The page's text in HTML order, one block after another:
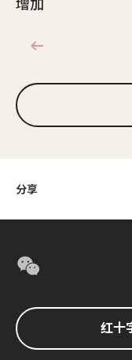
分享
红十